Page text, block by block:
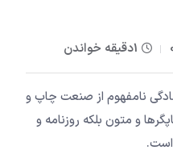
1دقیقه خواندن
نامفهوم از صنعت چاپ و
و متون بلکه روزنامه و
است.